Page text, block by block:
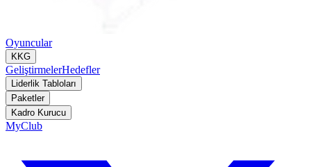
Oyuncular
KKG
GeliştirmelerHedefler
Liderlik Tabloları
Paketler
Kadro Kurucu
MyClub